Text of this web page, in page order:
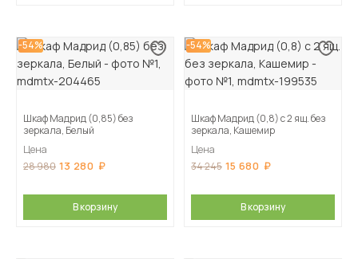
-54%
Шкаф Мадрид (0,85) без
зеркала, Белый
Цена
28 980 13 280
В корзину
-54%
Шкаф Мадрид (0,8) с 2 ящ. без
зеркала, Кашемир
Цена
34 245 15 680
В корзину